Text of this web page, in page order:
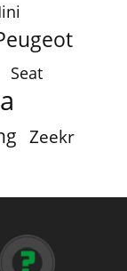
Seat
Zeekr